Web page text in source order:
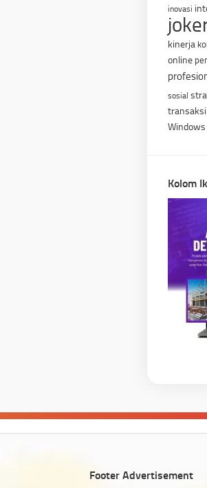
inovasi
kinerja
online
sosial
transaksi
Windows
Kolom
Footer Advertisement